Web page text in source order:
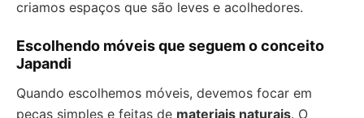
criamos espaços que são leves e acolhedores.
Escolhendo móveis que seguem o conceito
Japandi
Quando escolhemos móveis, devemos focar em
peças simples e feitas de materiais naturais. O